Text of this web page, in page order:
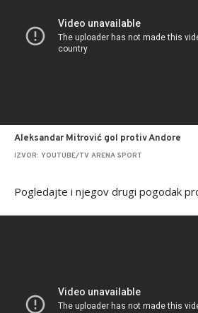
Aleksandar Mitrović gol protiv Andore
IZVOR: YOUTUBE/TV ARENA SPORT
Pogledajte i njegov drugi pogodak